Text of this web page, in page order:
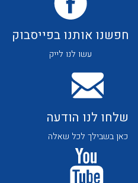
לכל מוצרי היצרן
חפשנו אותנו בפייסבוק
עשו לנו לייק
שלחו לנו הודעה
כאן בשבילך לכל שאלה